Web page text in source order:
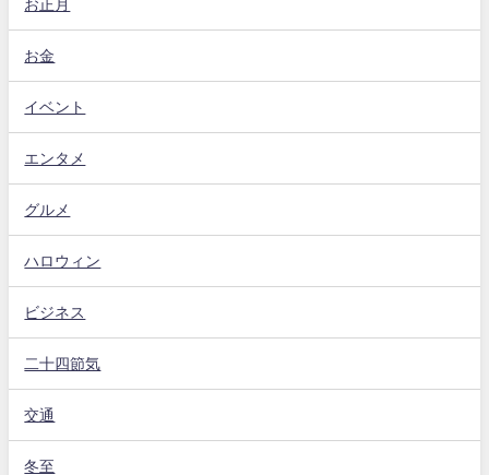
お正月
お金
イベント
エンタメ
グルメ
ハロウィン
ビジネス
二十四節気
交通
冬至